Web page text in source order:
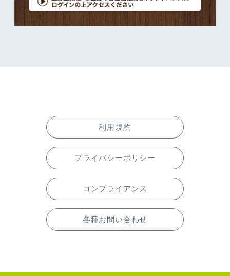
利用規約
プライバシーポリシー
コンプライアンス
各種お問い合わせ